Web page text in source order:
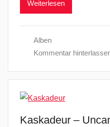
Weiterlesen
Alben
Kommentar
Kaskadeur –